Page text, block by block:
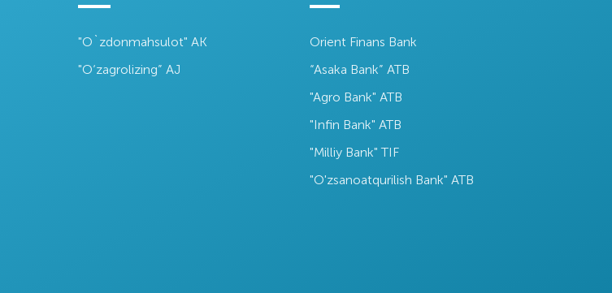
"O`zdonmahsulot" AK
"O‘zagrolizing” AJ
Orient Finans Bank
“Asaka Bank” ATB
"Agro Bank" ATB
"Infin Bank" ATB
"Milliy Bank" TIF
"O'zsanoatqurilish Bank" ATB